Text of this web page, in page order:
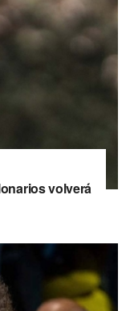
volverá